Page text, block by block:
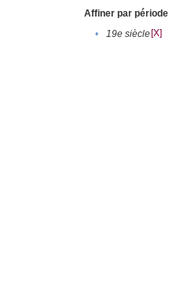
Affiner par période
•
19e siècle[X]